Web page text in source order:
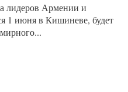
лидеров Армении и
1 июня в Кишиневе, будет